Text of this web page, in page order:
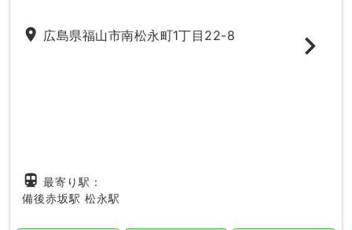
place 広島県福山市南松永町1丁目22-8
directions_subway 最寄り駅：
備後赤坂駅 松永駅